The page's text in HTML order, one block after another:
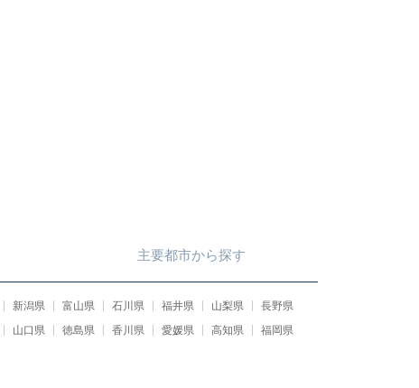
主要都市から探す
新潟県 富山県 石川県 福井県 山梨県
長野県
山口県 徳島県 香川県 愛媛県 高知県
福岡県